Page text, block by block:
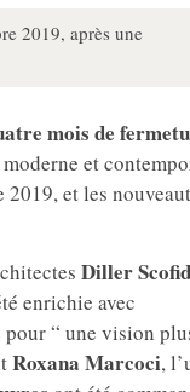
2019, après une
mois de
et
et les
Diller
enrichie avec
“ une vision
Roxana Marcoci,